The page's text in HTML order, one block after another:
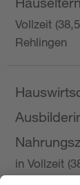
Vollzeit
Rehlingen
in Vollzeit